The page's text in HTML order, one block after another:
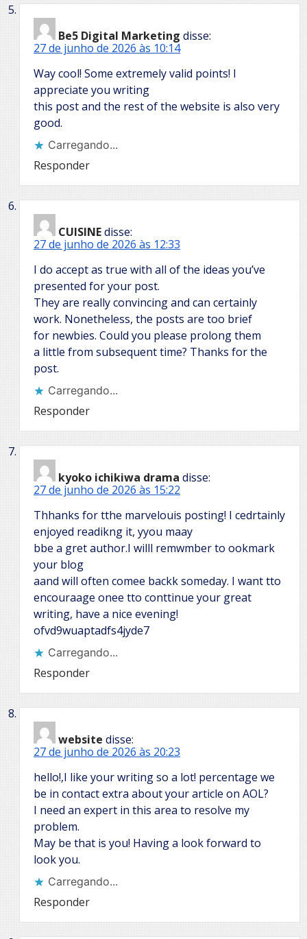
Be5 Digital Marketing disse:
27 de junho de 2026 às 10:14
Way cool! Some extremely valid points! I
appreciate you writing
this post and the rest of the website is also very
good.
Carregando...
Responder
CUISINEdisse:
27 de junho de 2026 às 12:33
I do accept as true with all of the ideas you’ve
presented for your post.
They are really convincing and can certainly
work. Nonetheless, the posts are too brief
for newbies. Could you please prolong them
a little from subsequent time? Thanks for the
post.
Carregando...
Responder
kyoko ichikiwa drama disse:
27 de junho de 2026 às 15:22
Thhanks for tthe marvelouis posting! I cedrtainly
enjoyed readikng it, yyou maay
bbe a gret author.I willl remwmber to ookmark
your blog
aand will often comee backk someday. I want tto
encouraage onee tto conttinue your great
writing, have a nice evening!
ofvd9wuaptadfs4jyde7
Carregando...
Responder
website disse:
27 de junho de 2026 às 20:23
hello!,I like your writing so a lot! percentage we
be in contact extra about your article on AOL?
I need an expert in this area to resolve my
problem.
May be that is you! Having a look forward to
look you.
Carregando...
Responder